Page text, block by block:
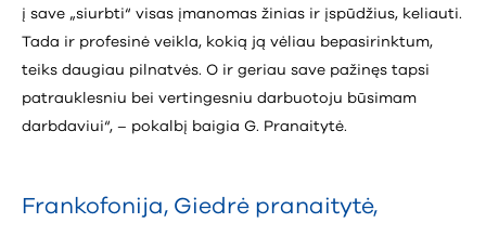
į save „siurbti“ visas įmanomas žinias ir įspūdžius, keliauti.
Tada ir profesinė veikla, kokią ją vėliau bepasirinktum,
teiks daugiau pilnatvės. O ir geriau save pažinęs tapsi
patrauklesniu bei vertingesniu darbuotoju būsimam
darbdaviui“, – pokalbį baigia G. Pranaitytė.
Frankofonija, Giedrė pranaitytė,